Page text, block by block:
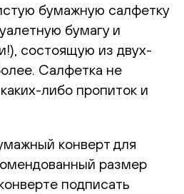
бумажную салфетку
бумагу и
состоящую из двух-
Салфетка не
либо пропиток и
конверт для
размер
подписать